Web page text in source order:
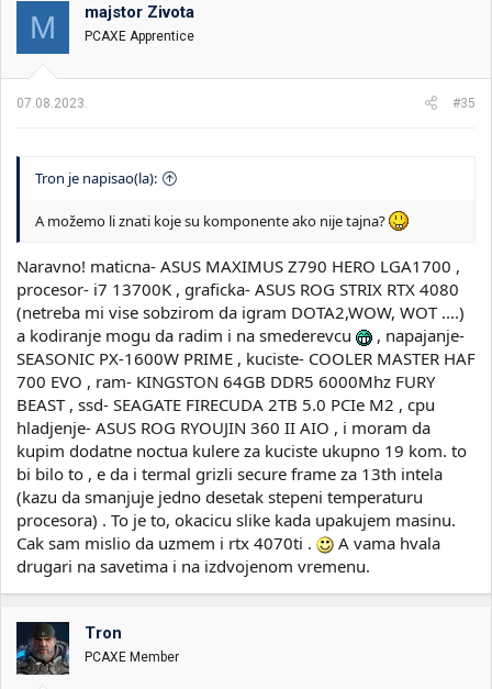
o
v
a
n
:
M majstor Zivota
PCAXE Apprentice
07.08.2023. #35
Tron je napisao(la):
A možemo li znati koje su komponente ako nije tajna?
Naravno! maticna- ASUS MAXIMUS Z790 HERO LGA1700 ,
procesor- i7 13700K , graficka- ASUS ROG STRIX RTX 4080
(netreba mi vise sobzirom da igram DOTA2,WOW, WOT ....)
a kodiranje mogu da radim i na smederevcu
, napajanje-
SEASONIC PX-1600W PRIME , kuciste- COOLER MASTER HAF
700 EVO , ram- KINGSTON 64GB DDR5 6000Mhz FURY
BEAST , ssd- SEAGATE FIRECUDA 2TB 5.0 PCIe M2 , cpu
hladjenje- ASUS ROG RYOUJIN 360 II AIO , i moram da
kupim dodatne noctua kulere za kuciste ukupno 19 kom. to
bi bilo to , e da i termal grizli secure frame za 13th intela
(kazu da smanjuje jedno desetak stepeni temperaturu
procesora) . To je to, okacicu slike kada upakujem masinu.
Cak sam mislio da uzmem i rtx 4070ti .
A vama hvala
drugari na savetima i na izdvojenom vremenu.
Tron
PCAXE Member